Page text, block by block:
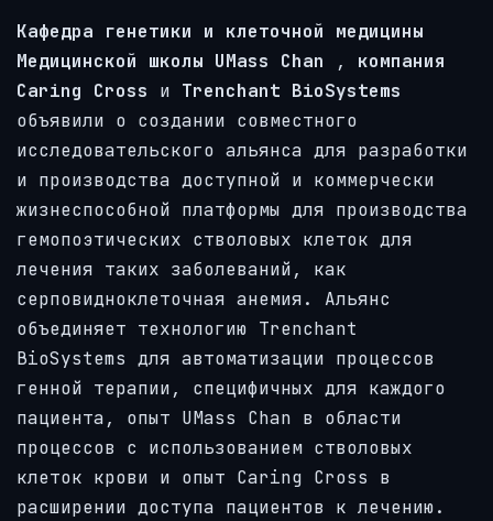
Кафедра генетики и клеточной медицины
Медицинской школы UMass Chan , компания
Caring Cross и Trenchant BioSystems
объявили о создании совместного
исследовательского альянса для разработки
и производства доступной и коммерчески
жизнеспособной платформы для производства
гемопоэтических стволовых клеток для
лечения таких заболеваний, как
серповидноклеточная анемия. Альянс
объединяет технологию Trenchant
BioSystems для автоматизации процессов
генной терапии, специфичных для каждого
пациента, опыт UMass Chan в области
процессов с использованием стволовых
клеток крови и опыт Caring Cross в
расширении доступа пациентов к лечению.